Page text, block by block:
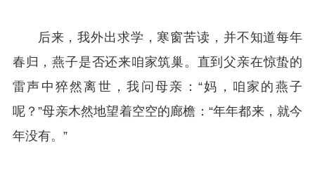
后来，我外出求学，寒窗苦读，并不知道每年
春归，燕子是否还来咱家筑巢。直到父亲在惊蛰的
雷声中猝然离世，我问母亲：“妈，咱家的燕子
呢？”母亲木然地望着空空的廊檐：“年年都来，就今
年没有。”